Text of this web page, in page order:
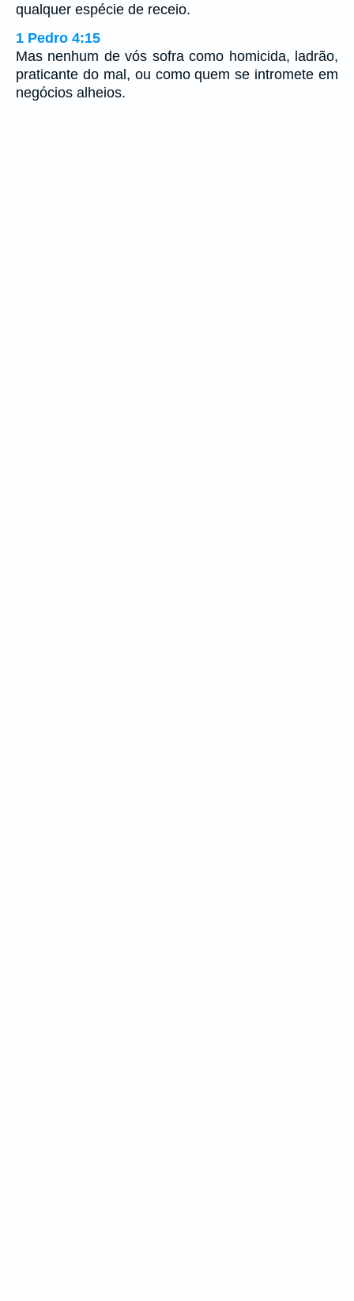
qualquer espécie de receio.
1 Pedro 4:15
Mas nenhum de vós sofra como homicida, ladrão,
praticante do mal, ou como quem se intromete em
negócios alheios.